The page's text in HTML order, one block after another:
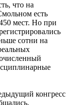
что на
есть
мест. Но при
сотни на
конгресс